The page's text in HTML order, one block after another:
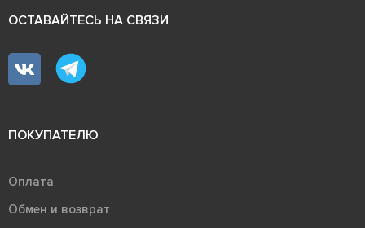
ОСТАВАЙТЕСЬ НА СВЯЗИ
ПОКУПАТЕЛЮ
Оплата
Обмен и возврат